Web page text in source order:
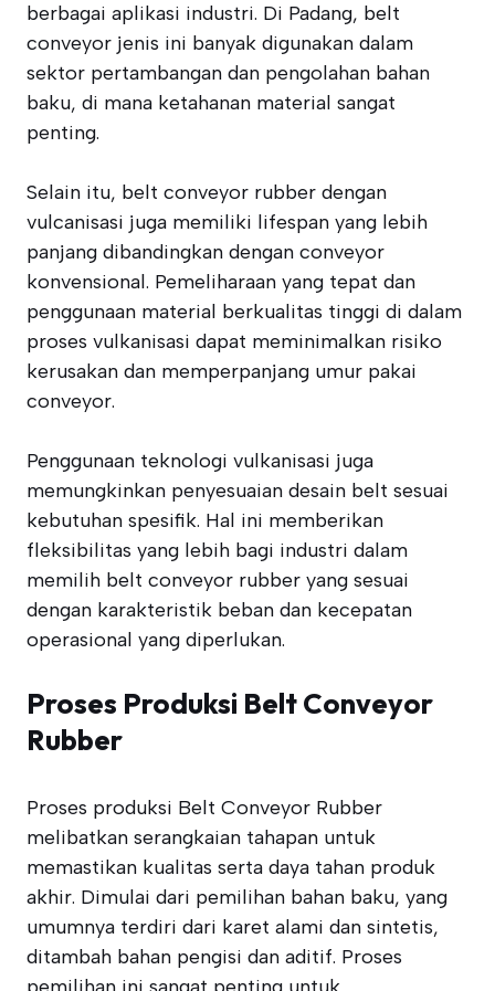
berbagai aplikasi industri. Di Padang, belt
conveyor jenis ini banyak digunakan dalam
sektor pertambangan dan pengolahan bahan
baku, di mana ketahanan material sangat
penting.
Selain itu, belt conveyor rubber dengan
vulcanisasi juga memiliki lifespan yang lebih
panjang dibandingkan dengan conveyor
konvensional. Pemeliharaan yang tepat dan
penggunaan material berkualitas tinggi di dalam
proses vulkanisasi dapat meminimalkan risiko
kerusakan dan memperpanjang umur pakai
conveyor.
Penggunaan teknologi vulkanisasi juga
memungkinkan penyesuaian desain belt sesuai
kebutuhan spesifik. Hal ini memberikan
fleksibilitas yang lebih bagi industri dalam
memilih belt conveyor rubber yang sesuai
dengan karakteristik beban dan kecepatan
operasional yang diperlukan.
Proses Produksi Belt Conveyor
Rubber
Proses produksi Belt Conveyor Rubber
melibatkan serangkaian tahapan untuk
memastikan kualitas serta daya tahan produk
akhir. Dimulai dari pemilihan bahan baku, yang
umumnya terdiri dari karet alami dan sintetis,
ditambah bahan pengisi dan aditif. Proses